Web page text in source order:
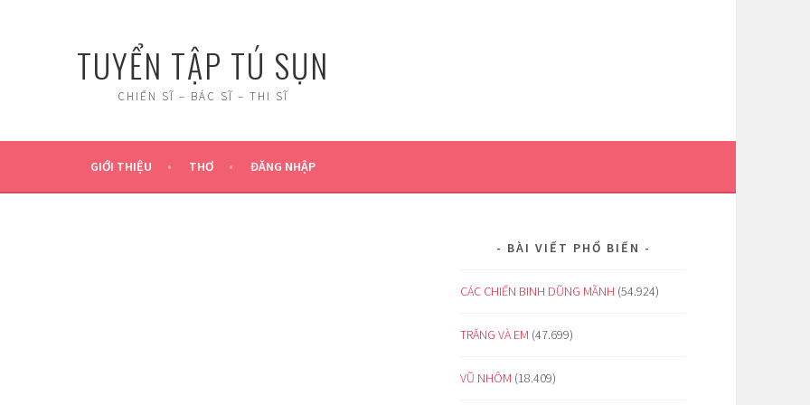
TUYỂN TẬP TÚ SỤN
CHIẾN SĨ – BÁC SĨ – THI SĨ
GIỚI THIỆU THƠ ĐĂNG NHẬP
BÀI VIẾT PHỔ BIẾN
CÁC CHIẾN BINH DŨNG MÃNH (54.924)
TRĂNG VÀ EM (47.699)
VŨ NHÔM (18.409)